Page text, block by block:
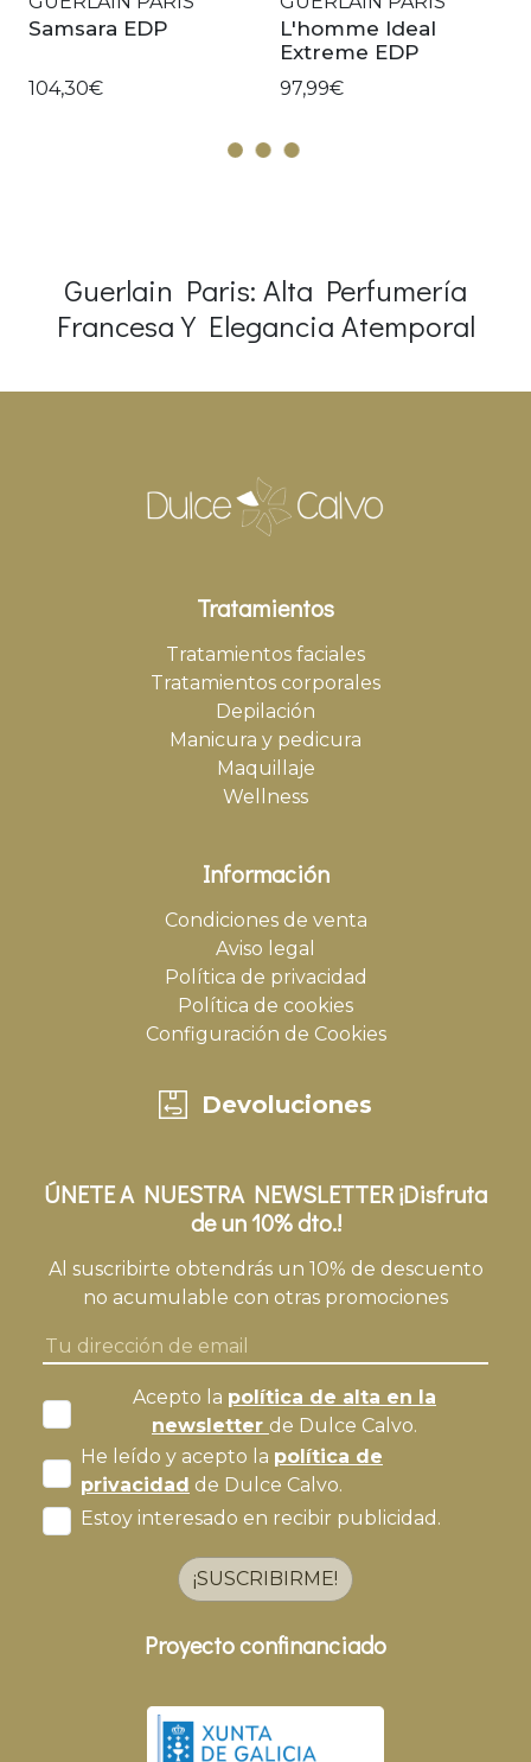
Samsara EDP
104,30€
L'homme Ideal
Extreme EDP
97,99€
Guerlain Paris: Alta Perfumería
Francesa Y Elegancia Atemporal
Tratamientos
Tratamientos faciales
Tratamientos corporales
Depilación
Manicura y pedicura
Maquillaje
Wellness
Información
Condiciones de venta
Aviso legal
Política de privacidad
Política de cookies
Configuración de Cookies
Devoluciones
ÚNETE A NUESTRA NEWSLETTER ¡Disfruta
de un 10% dto.!
Al suscribirte obtendrás un 10% de descuento
no acumulable con otras promociones
Acepto la política de alta en la
newsletter de Dulce Calvo.
He leído y acepto la política de
privacidad de Dulce Calvo.
Estoy interesado en recibir publicidad.
¡SUSCRIBIRME!
Proyecto confinanciado